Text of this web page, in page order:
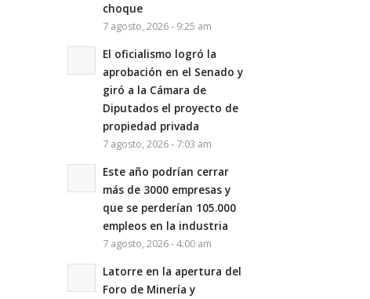
choque
7 agosto, 2026 - 9:25 am
El oficialismo logró la
aprobación en el Senado y
giró a la Cámara de
Diputados el proyecto de
propiedad privada
7 agosto, 2026 - 7:03 am
Este año podrían cerrar
más de 3000 empresas y
que se perderían 105.000
empleos en la industria
7 agosto, 2026 - 4:00 am
Latorre en la apertura del
Foro de Minería y